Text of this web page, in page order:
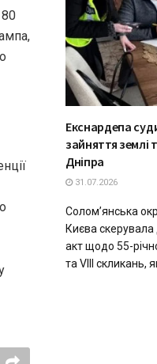
Екснардепа
зайняття землі
Дніпра
31.07.2026
Солом’янська
Києва
акт щодо 55-
та VIII скликань,